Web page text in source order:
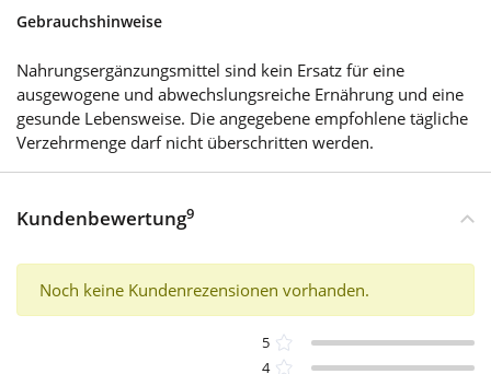
Gebrauchshinweise
Nahrungsergänzungsmittel sind kein Ersatz für eine
ausgewogene und abwechslungsreiche Ernährung und eine
gesunde Lebensweise. Die angegebene empfohlene tägliche
Verzehrmenge darf nicht überschritten werden.
Kundenbewertung9
Noch keine Kundenrezensionen vorhanden.
5
4